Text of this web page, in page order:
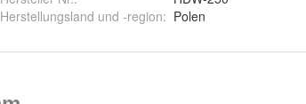
Herstellungsland und -region: Polen